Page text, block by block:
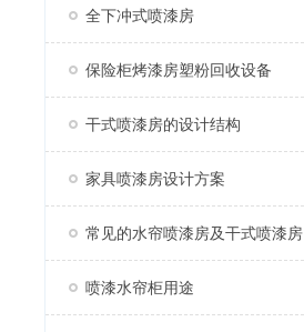
全下冲式喷漆房
保险柜烤漆房塑粉回收设备
干式喷漆房的设计结构
家具喷漆房设计方案
常见的水帘喷漆房及干式喷漆房
喷漆水帘柜用途